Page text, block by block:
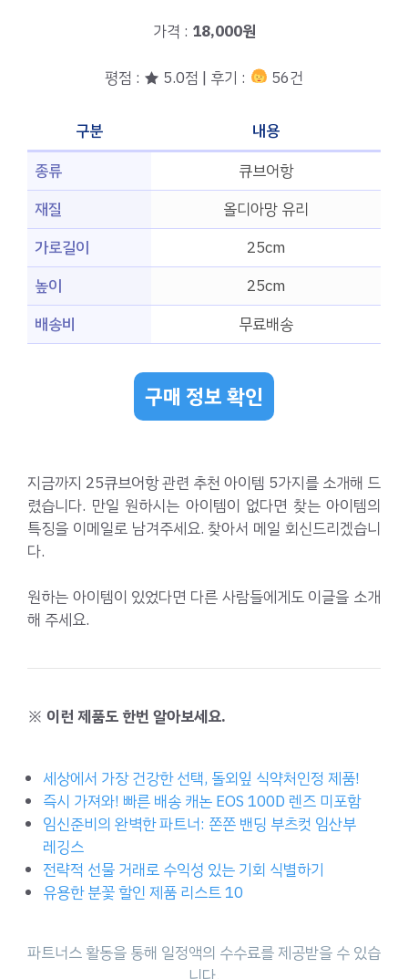
가격 : 18,000원
평점 : ★ 5.0점 | 후기 : 56건
구분
내용
종류
큐브어항
재질
올디아망 유리
가로길이
25cm
높이
25cm
배송비
무료배송
구매 정보 확인
지금까지 25큐브어항 관련 추천 아이템 5가지를 소개해 드
렸습니다. 만일 원하시는 아이템이 없다면 찾는 아이템의
특징을 이메일로 남겨주세요. 찾아서 메일 회신드리겠습니
다.
원하는 아이템이 있었다면 다른 사람들에게도 이글을 소개
해 주세요.
※ 이런 제품도 한번 알아보세요.
세상에서 가장 건강한 선택, 돌외잎 식약처인정 제품!
즉시 가져와! 빠른 배송 캐논 EOS 100D 렌즈 미포함
임신준비의 완벽한 파트너: 쫀쫀 밴딩 부츠컷 임산부
레깅스
전략적 선물 거래로 수익성 있는 기회 식별하기
유용한 분꽃 할인 제품 리스트 10
파트너스 활동을 통해 일정액의 수수료를 제공받을 수 있습